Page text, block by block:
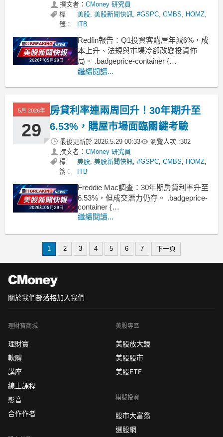
撰文者： CMoney 研究員
標
籤：
美股,美股新聞快訊,#GSPC,CMBS, HOMZ,
ITB
Redfin報告：Q1投資客購屋年減6%，成
本上升、法規與市場冷卻改變投資佈
局。 .badgeprice-container {
display: flex !important;
flex-wrap:
繼續閱讀...
5月 2026年
29
房貸利率連兩周回升！30年期升至
6.53%，購屋市場面臨關鍵考驗
最後更新於 2026.5.29 00:33 瀏覽人次 :302
撰文者： CMoney 研究員
標
籤：
美股,美股新聞快訊,#GSPC,CMBS, HOMZ,
ITB
Freddie Mac調查：30年期房貸利率升至
6.53%，但成交潛力仍存。 .badgeprice-
container {
display: flex !important;
繼續閱讀...
1 2 3 4 5 6 7 下一頁
關於我們部落格加入我們
理財寶商城
理財寶
軟體
講座
線上課程
影音
合作作者
美股專區
美股放大鏡
美股股市
美股ETF
模擬投資
股市大富翁
選股網